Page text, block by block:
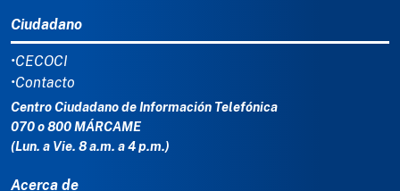
Ciudadano
•CECOCI
•Contacto
Centro Ciudadano de Información Telefónica
070 o 800 MÁRCAME
(Lun. a Vie. 8 a.m. a 4 p.m.)
Acerca de